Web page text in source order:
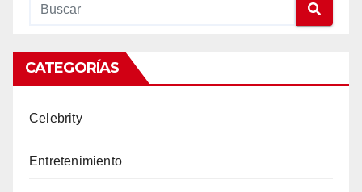
CATEGORÍAS
Celebrity
Entretenimiento